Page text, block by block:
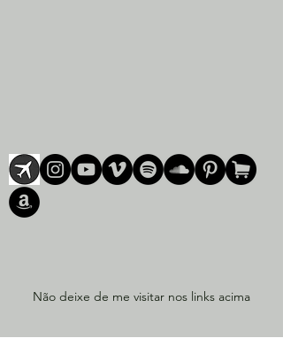
Não deixe de me visitar nos links acima